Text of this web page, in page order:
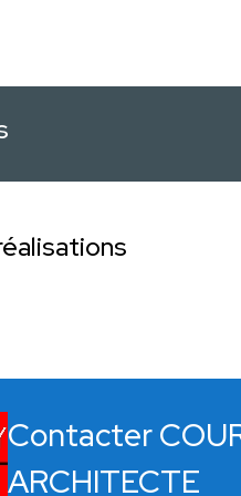
Contacter
ARCHITECTE